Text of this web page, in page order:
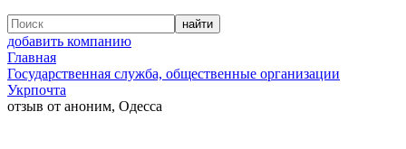
добавить компанию
Главная
Государственная служба, общественные организации
Укрпочта
отзыв от аноним, Одесса